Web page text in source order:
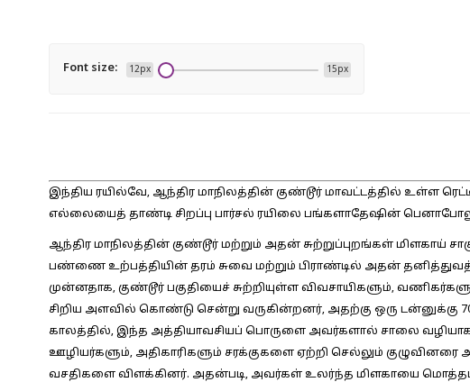
Font size: 12px 15px
இந்திய ரயில்வே, ஆந்திர மாநிலத்தின் குண்டூர் மாவட்டத்தில் உள்ள
எல்லையைத் தாண்டி சிறப்பு பார்சல் ரயிலை பங்களாதேஷின்
ஆந்திர மாநிலத்தின் குண்டூர் மற்றும் அதன் சுற்றுப்புறங்கள் மிளகாய்
பண்ணை உற்பத்தியின் தரம் சுவை மற்றும் பிராண்டில் அதன்
முன்னதாக, குண்டூர் பகுதியைச் சுற்றியுள்ள விவசாயிகளும்,
சிறிய அளவில் கொண்டு சென்று வருகின்றனர், அதற்கு ஒரு டன்னுக்கு
காலத்தில், இந்த அத்தியாவசியப் பொருளை அவர்களால் சாலை
ஊழியர்களும், அதிகாரிகளும் சரக்குகளை ஏற்றி செல்லும் குழுவினரை
வசதிகளை விளக்கினர். அதன்படி, அவர்கள் உலர்ந்த மிளகாயை